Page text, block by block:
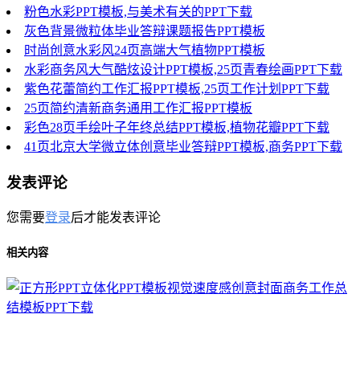
粉色水彩PPT模板,与美术有关的PPT下载
灰色背景微粒体毕业答辩课题报告PPT模板
时尚创意水彩风24页高端大气植物PPT模板
水彩商务风大气酷炫设计PPT模板,25页青春绘画PPT下载
紫色花蕾简约工作汇报PPT模板,25页工作计划PPT下载
25页简约清新商务通用工作汇报PPT模板
彩色28页手绘叶子年终总结PPT模板,植物花瓣PPT下载
41页北京大学微立体创意毕业答辩PPT模板,商务PPT下载
发表评论
您需要登录后才能发表评论
相关内容